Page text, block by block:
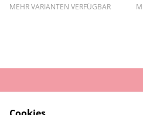
MEHR VARIANTEN VERFÜGBAR